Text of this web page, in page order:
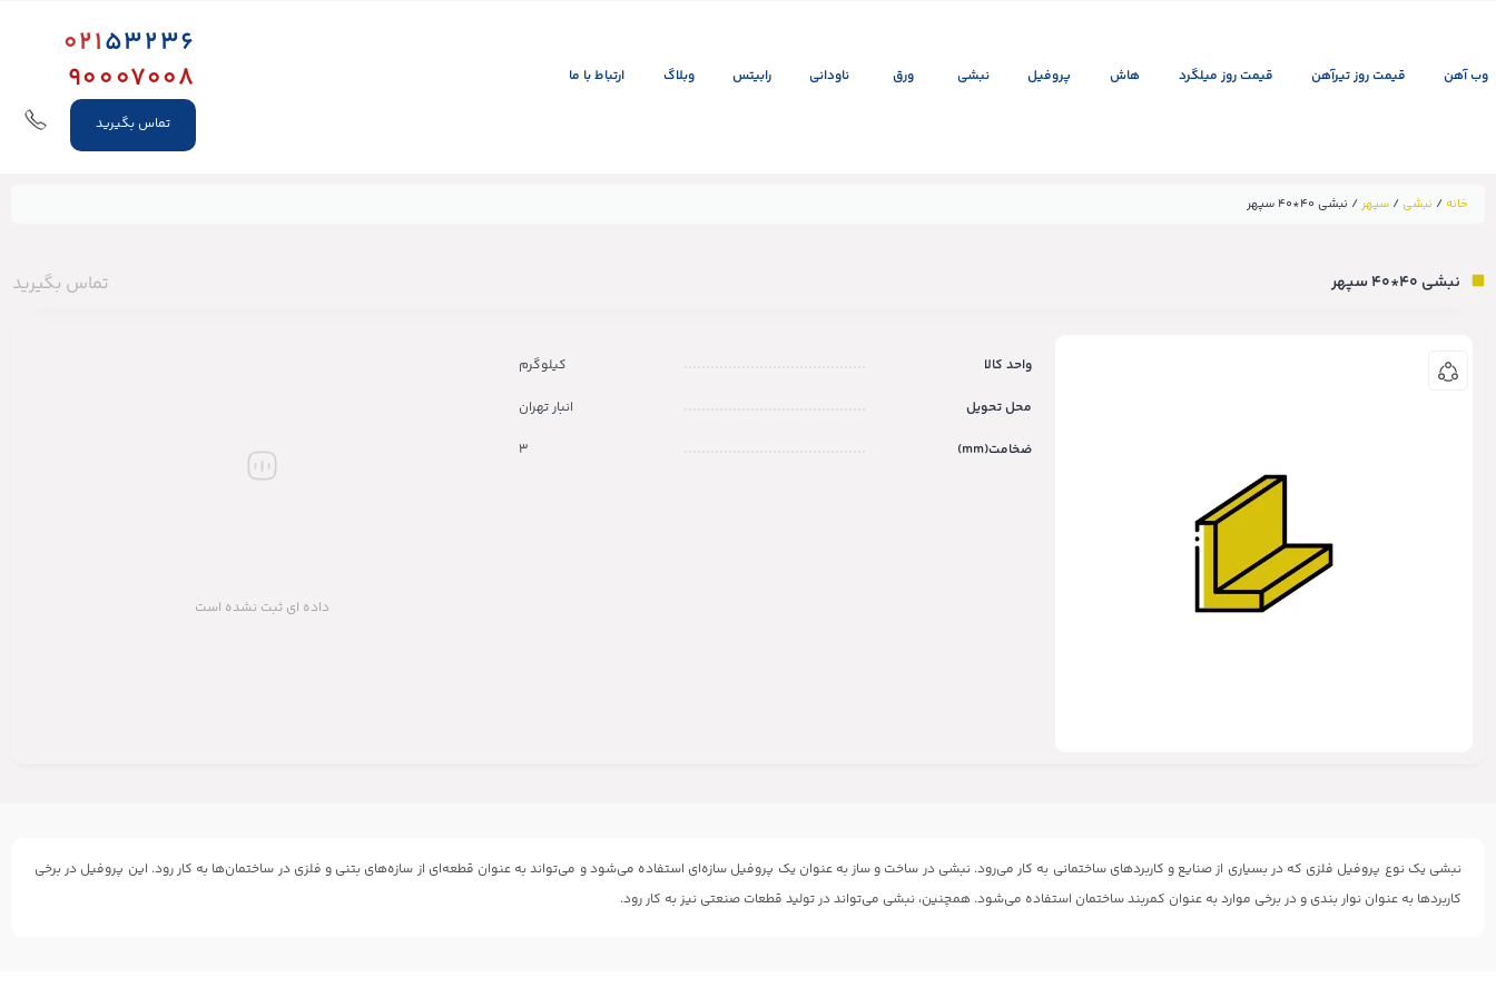
وب آهن قیمت روز تیرآهن قیمت روز میلگرد هاش پروفیل نبشی ورق ناودانی رابیتس وبلاگ ارتباط با ما
02153236
90007008
تماس بگیرید
خانه / نبشی/ سپهر / نبشی ۴۰*۴۰ سپهر
نبشی ۴۰*۴۰ سپهر تماس بگیرید
واحد کالا
کیلوگرم
محل تحویل
انبار تهران
ضخامت(mm)
3
داده ای ثبت نشده است
نبشی یک نوع پروفیل فلزی که در بسیاری از صنایع و کاربردهای ساختمانی به کار می‌رود. نبشی در ساخت و ساز به عنوان یک پروفیل سازه‌ای استفاده می‌شود و می‌تواند به عنوان قطعه‌ای از سازه‌های بتنی و فلزی در ساختمان‌ها به کار رود. این پروفیل در برخی
کاربردها به عنوان نوار بندی و در برخی موارد به عنوان کمربند ساختمان استفاده می‌شود. همچنین، نبشی می‌تواند در تولید قطعات صنعتی نیز به کار رود.